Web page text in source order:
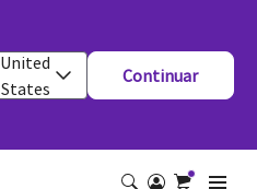
United
States
Continuar